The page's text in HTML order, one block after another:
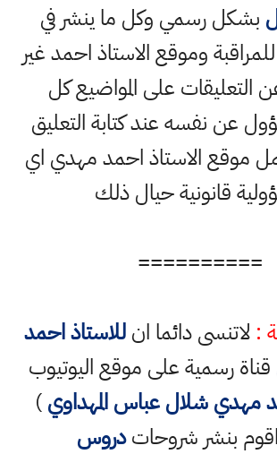
بشكل رسمي وكل ما ينشر في
وموقع الاستاذ احمد غير
على المواضيع كل
نفسه عند كتابة التعليق
موقع الاستاذ احمد مهدي اي
قانونية حيال ذلك
==========
: لاتنسى دائما انللاستاذ احمد
قناة رسمية على موقع اليوتيوب
مهدي شلال عباس المهداوي)
بنشر شروحاتدروس